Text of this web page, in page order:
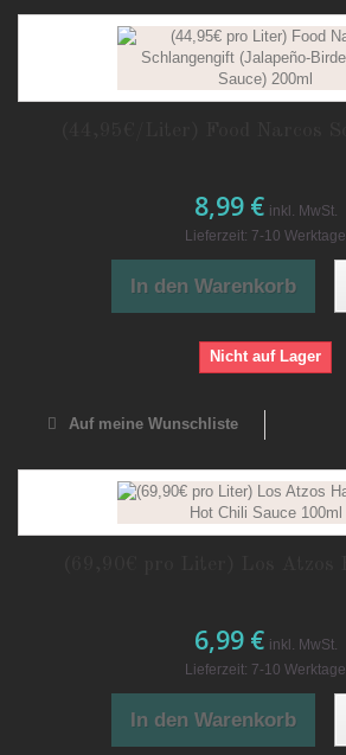
8,99 € inkl. MwSt.
Lieferzeit: 7-10 Werktage
In den Warenkorb
Nicht auf Lager
Auf meine Wunschliste
6,99 € inkl. MwSt.
Lieferzeit: 7-10 Werktage
In den Warenkorb